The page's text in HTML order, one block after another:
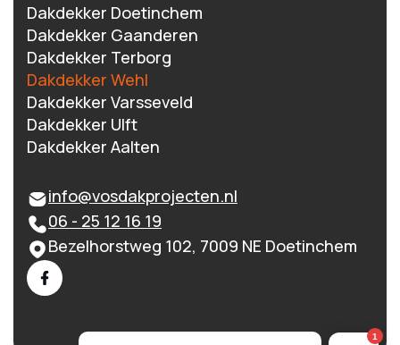
Dakdekker Doetinchem
Dakdekker Gaanderen
Dakdekker Terborg
Dakdekker Wehl
Dakdekker Varsseveld
Dakdekker Ulft
Dakdekker Aalten
info@vosdakprojecten.nl
06 - 25 12 16 19
Bezelhorstweg 102, 7009 NE Doetinchem
1